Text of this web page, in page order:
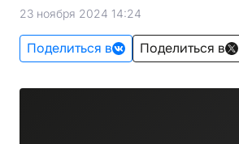
23 ноября 2024 14:24
Поделиться в Поделиться в